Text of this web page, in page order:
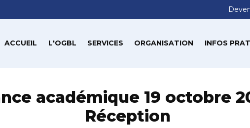
ACCUEIL L'OGBL SERVICES ORGANISATION INFOS
académique 19 octobre
Réception